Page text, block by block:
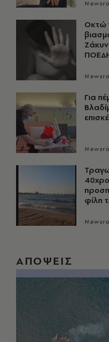
Οκτώ
Για
φίλη
ΑΠΟΨΕΙΣ